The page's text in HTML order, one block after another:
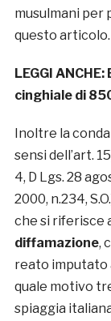
musulmani per
questo articolo.
LEGGI ANCHE:
cinghiale di
Inoltre la
sensi dell’art.
4, D Lgs. 28
2000, n.234,
che si riferisce
diffamazione,
reato imputato
quale motivo
spiaggia